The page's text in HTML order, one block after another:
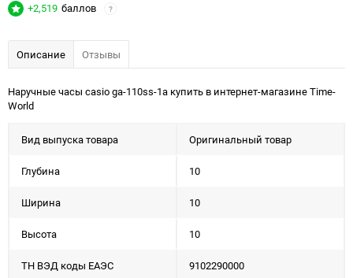
+2,519 баллов ?
Описание Отзывы
Наручные часы casio ga-110ss-1a купить в интернет-магазине Time-
World
Вид выпуска товара Оригинальный товар
Глубина 10
Ширина 10
Высота 10
ТН ВЭД коды ЕАЭС 9102290000